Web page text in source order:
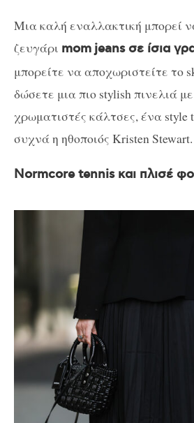
Μια καλή εναλλακτική μπορεί
ζευγάρι mom jeans σε ίσια
μπορείτε να αποχωριστείτε το
δώσετε μια πιο stylish πινελιά
χρωματιστές κάλτσες, ένα style
συχνά η ηθοποιός Kristen Stewart.
Normcore tennis και πλισέ